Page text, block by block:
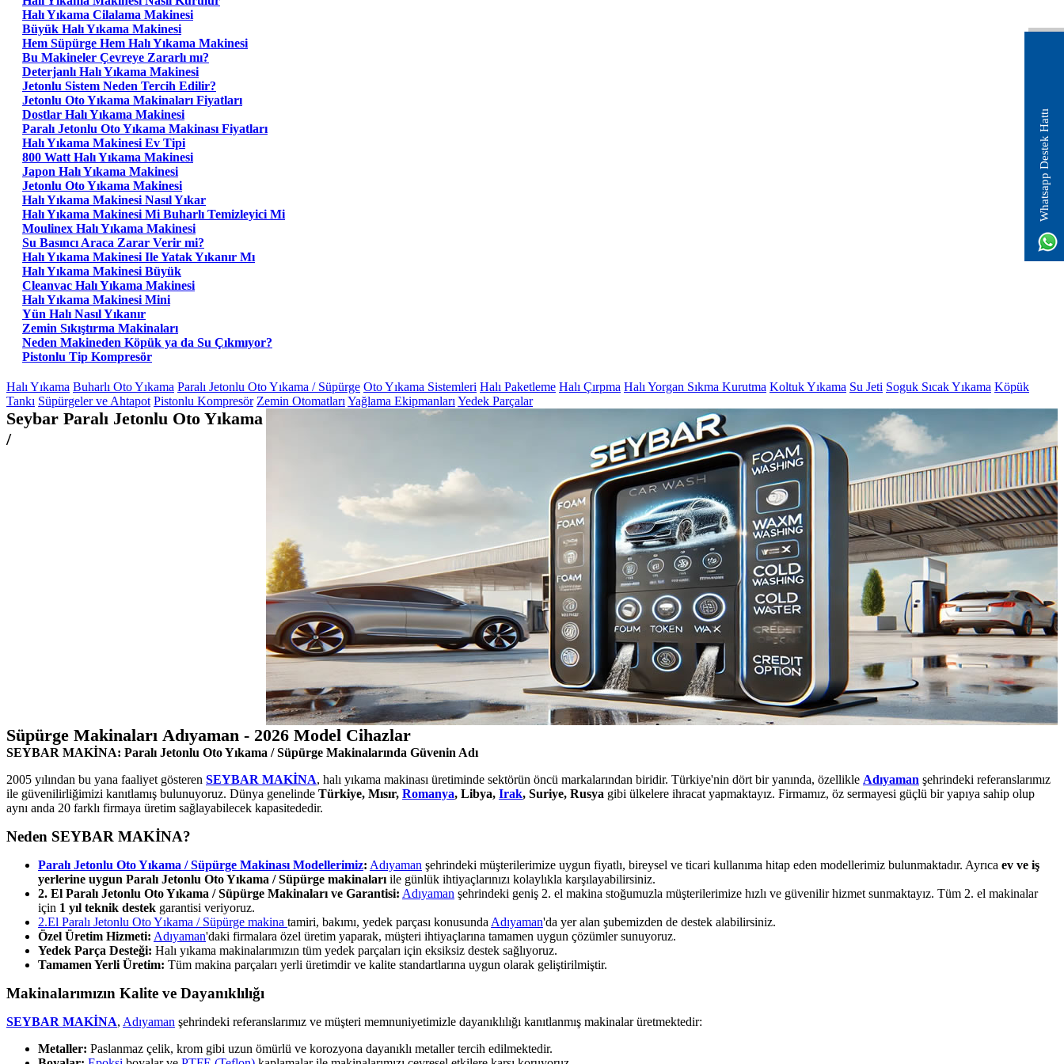
Halı Yıkama Cilalama Makinesi
Büyük Halı Yıkama Makinesi
Hem Süpürge Hem Halı Yıkama Makinesi
Bu Makineler Çevreye Zararlı mı?
Deterjanlı Halı Yıkama Makinesi
Jetonlu Sistem Neden Tercih Edilir?
Jetonlu Oto Yıkama Makinaları Fiyatları
Dostlar Halı Yıkama Makinesi
Paralı Jetonlu Oto Yıkama Makinası Fiyatları
Halı Yıkama Makinesi Ev Tipi
800 Watt Halı Yıkama Makinesi
Japon Halı Yıkama Makinesi
Jetonlu Oto Yıkama Makinesi
Halı Yıkama Makinesi Nasıl Yıkar
Halı Yıkama Makinesi Mi Buharlı Temizleyici Mi
Moulinex Halı Yıkama Makinesi
Su Basıncı Araca Zarar Verir mi?
Halı Yıkama Makinesi Ile Yatak Yıkanır Mı
Halı Yıkama Makinesi Büyük
Cleanvac Halı Yıkama Makinesi
Halı Yıkama Makinesi Mini
Yün Halı Nasıl Yıkanır
Zemin Sıkıştırma Makinaları
Neden Makineden Köpük ya da Su Çıkmıyor?
Pistonlu Tip Kompresör
Halı Yıkama Buharlı Oto Yıkama Paralı Jetonlu Oto Yıkama / Süpürge Oto Yıkama Sistemleri Halı Paketleme Halı Çırpma Halı Yorgan Sıkma Kurutma Koltuk Yıkama Su Jeti Soguk Sıcak Yıkama Köpük
Tankı Süpürgeler ve Ahtapot Pistonlu Kompresör Zemin Otomatları Yağlama Ekipmanları Yedek Parçalar
Seybar Paralı Jetonlu Oto Yıkama
/
Süpürge Makinaları Adıyaman - 2026 Model Cihazlar
SEYBAR MAKİNA: Paralı Jetonlu Oto Yıkama / Süpürge Makinalarında Güvenin Adı
2005 yılından bu yana faaliyet gösteren SEYBAR MAKİNA, halı yıkama makinası üretiminde sektörün öncü markalarından biridir. Türkiye'nin dört bir yanında, özellikle Adıyaman şehrindeki referanslarımız
ile güvenilirliğimizi kanıtlamış bulunuyoruz. Dünya genelinde Türkiye, Mısır, Romanya, Libya, Irak, Suriye, Rusya gibi ülkelere ihracat yapmaktayız. Firmamız, öz sermayesi güçlü bir yapıya sahip olup
aynı anda 20 farklı firmaya üretim sağlayabilecek kapasitededir.
Neden SEYBAR MAKİNA?
Paralı Jetonlu Oto Yıkama / Süpürge Makinası Modellerimiz: Adıyaman şehrindeki müşterilerimize uygun fiyatlı, bireysel ve ticari kullanıma hitap eden modellerimiz bulunmaktadır. Ayrıca ev ve iş
yerlerine uygun Paralı Jetonlu Oto Yıkama / Süpürge makinaları ile günlük ihtiyaçlarınızı kolaylıkla karşılayabilirsiniz.
2. El Paralı Jetonlu Oto Yıkama / Süpürge Makinaları ve Garantisi: Adıyaman şehrindeki geniş 2. el makina stoğumuzla müşterilerimize hızlı ve güvenilir hizmet sunmaktayız. Tüm 2. el makinalar
için 1 yıl teknik destek garantisi veriyoruz.
2.El Paralı Jetonlu Oto Yıkama / Süpürge makina tamiri, bakımı, yedek parçası konusunda Adıyaman'da yer alan şubemizden de destek alabilirsiniz.
Özel Üretim Hizmeti: Adıyaman'daki firmalara özel üretim yaparak, müşteri ihtiyaçlarına tamamen uygun çözümler sunuyoruz.
Yedek Parça Desteği: Halı yıkama makinalarımızın tüm yedek parçaları için eksiksiz destek sağlıyoruz.
Tamamen Yerli Üretim: Tüm makina parçaları yerli üretimdir ve kalite standartlarına uygun olarak geliştirilmiştir.
Makinalarımızın Kalite ve Dayanıklılığı
SEYBAR MAKİNA, Adıyaman şehrindeki referanslarımız ve müşteri memnuniyetimizle dayanıklılığı kanıtlanmış makinalar üretmektedir:
Metaller: Paslanmaz çelik, krom gibi uzun ömürlü ve korozyona dayanıklı metaller tercih edilmektedir.
Whatsapp Destek Hattı